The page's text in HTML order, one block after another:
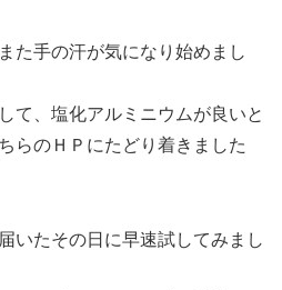
た手の汗が気になり始めまし
て、塩化アルミニウムが良いと
らのＨＰにたどり着きました
いたその日に早速試してみまし